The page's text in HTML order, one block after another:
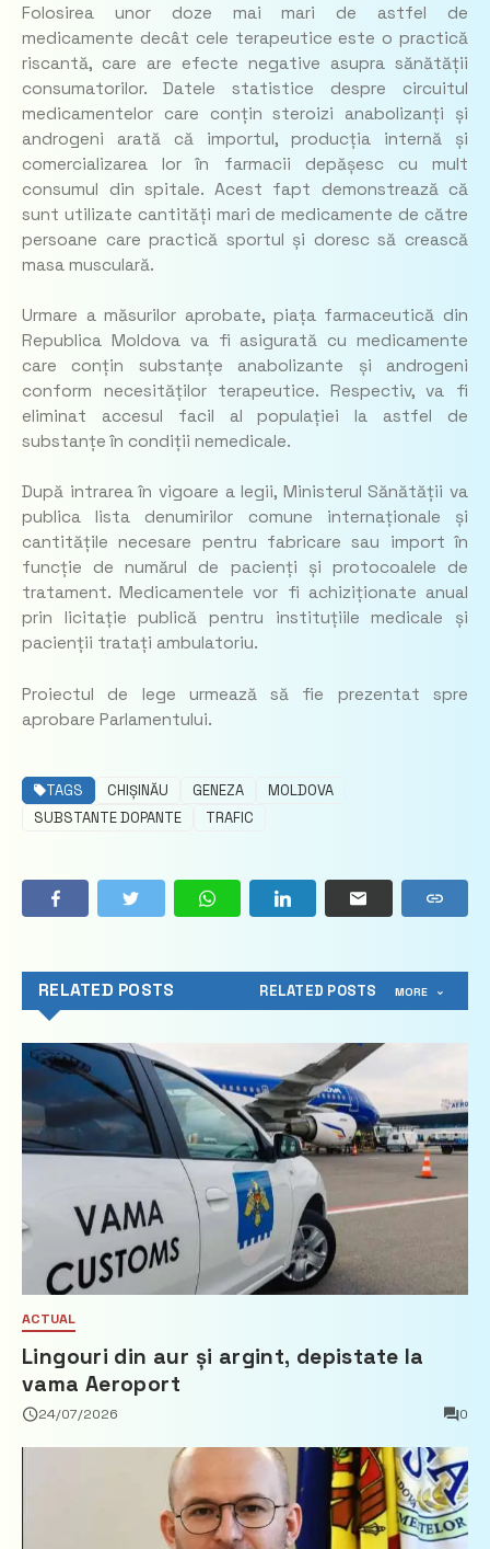
Folosirea unor doze mai mari de astfel de
medicamente decât cele terapeutice este o practică
riscantă, care are efecte negative asupra sănătății
consumatorilor. Datele statistice despre circuitul
medicamentelor care conțin steroizi anabolizanți și
androgeni arată că importul, producția internă și
comercializarea lor în farmacii depășesc cu mult
consumul din spitale. Acest fapt demonstrează că
sunt utilizate cantități mari de medicamente de către
persoane care practică sportul și doresc să crească
masa musculară.
Urmare a măsurilor aprobate, piața farmaceutică din
Republica Moldova va fi asigurată cu medicamente
care conțin substanțe anabolizante și androgeni
conform necesităților terapeutice. Respectiv, va fi
eliminat accesul facil al populației la astfel de
substanțe în condiții nemedicale.
După intrarea în vigoare a legii, Ministerul Sănătății va
publica lista denumirilor comune internaționale și
cantitățile necesare pentru fabricare sau import în
funcție de numărul de pacienți și protocoalele de
tratament. Medicamentele vor fi achiziționate anual
prin licitație publică pentru instituțiile medicale și
pacienții tratați ambulatoriu.
Proiectul de lege urmează să fie prezentat spre
aprobare Parlamentului.
TAGS CHIȘINĂU GENEZA
MOLDOVA
SUBSTANTE DOPANTE
TRAFIC
RELATED POSTS RELATED POSTS MORE
ACTUAL
Lingouri din aur și argint, depistate la
vama Aeroport
24/07/2026 0